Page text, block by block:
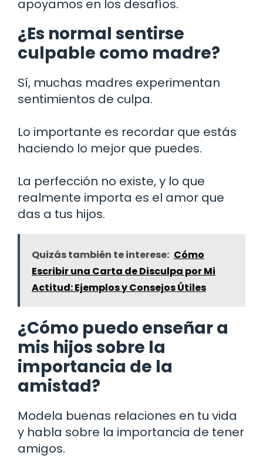
apoyamos en los desafíos.
¿Es normal sentirse
culpable como madre?
Sí, muchas madres experimentan
sentimientos de culpa.
Lo importante es recordar que estás
haciendo lo mejor que puedes.
La perfección no existe, y lo que
realmente importa es el amor que
das a tus hijos.
Quizás también te interese: Cómo
Escribir una Carta de Disculpa por Mi
Actitud: Ejemplos y Consejos Útiles
¿Cómo puedo enseñar a
mis hijos sobre la
importancia de la
amistad?
Modela buenas relaciones en tu vida
y habla sobre la importancia de tener
amigos.